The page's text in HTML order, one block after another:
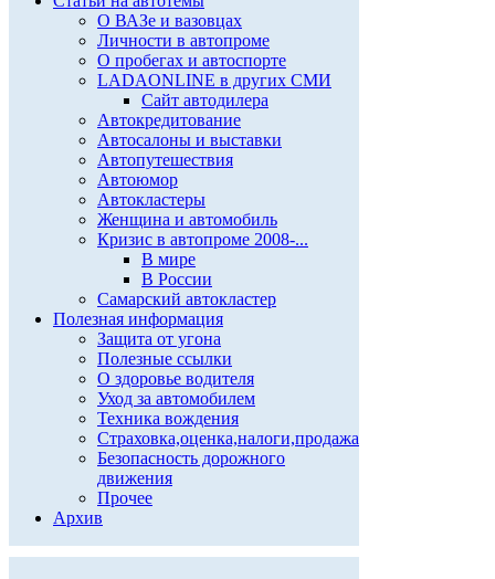
О ВАЗе и вазовцах
Личности в автопроме
О пробегах и автоспорте
LADAONLINE в других СМИ
Сайт автодилера
Автокредитование
Автосалоны и выставки
Автопутешествия
Автоюмор
Автокластеры
Женщина и автомобиль
Кризис в автопроме 2008-...
В мире
В России
Самарский автокластер
Полезная информация
Защита от угона
Полезные ссылки
О здоровье водителя
Уход за автомобилем
Техника вождения
Страховка,оценка,налоги,продажа
Безопасность дорожного
движения
Прочее
Архив